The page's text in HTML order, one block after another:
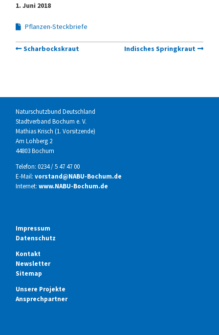
1. Juni 2018
Pflanzen-Steckbriefe
Scharbockskraut Indisches Springkraut
Naturschutzbund Deutschland
Stadtverband Bochum e. V.
Mathias Krisch (1. Vorsitzende)
Am Lohberg 2
44803 Bochum
Telefon: 0234 / 5 47 47 00
E-Mail: vorstand@NABU-Bochum.de
Internet: www.NABU-Bochum.de
Impressum
Datenschutz
Kontakt
Newsletter
Sitemap
Unsere Projekte
Ansprechpartner